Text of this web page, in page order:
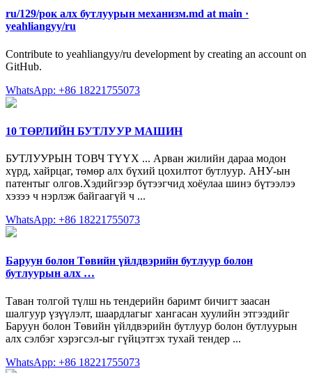
ru/129/рок алх бутлуурын механизм.md at main ·
yeahliangyy/ru
Contribute to yeahliangyy/ru development by creating an account on
GitHub.
WhatsApp: +86 18221755073
10 ТӨРЛИЙН БУТЛУУР МАШИН
БУТЛУУРЫН ТОВЧ ТҮҮХ ... Арван жилийн дараа модон
хүрд, хайрцаг, төмөр алх бүхий цохилтот бутлуур. АНУ-ын
патентыг олгов.Хэдийгээр бүтээгчид хоёулаа шинэ бүтээлээ
хэзээ ч нэрлэж байгаагүй ч ...
WhatsApp: +86 18221755073
Баруун болон Төвийн үйлдвэрийн бутлуур болон
бутлуурын алх …
Таван толгой түлш нь тендерийн баримт бичигт заасан
шалгуур үзүүлэлт, шаардлагыг хангасан хуулийн этгээдийг
Баруун болон Төвийн үйлдвэрийн бутлуур болон бутлуурын
алх сэлбэг хэрэгсэл-ыг гүйцэтгэх тухай тендер ...
WhatsApp: +86 18221755073